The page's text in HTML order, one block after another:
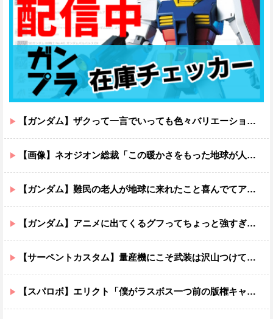
【ガンダム】ザクって一言でいっても色々バリエーションがあるよね
【画像】ネオジオン総裁「この暖かさをもった地球が人間さえ破壊するんだ（汗だく）」
【ガンダム】難民の老人が地球に来れたこと喜んでてアレ？連邦もやってることヤバくない？ってなる
【ガンダム】アニメに出てくるグフってちょっと強すぎじゃない？
【サーペントカスタム】量産機にこそ武装は沢山つけてほしいよね
【スパロボ】エリクト「僕がラスボス一つ前の版権キャラ最後の敵ってちょっと荷が重すぎない？」